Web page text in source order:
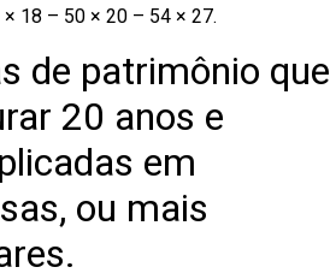
18 – 50 × 20 – 54 × 27.
de patrimônio que
20 anos e
em
ou mais